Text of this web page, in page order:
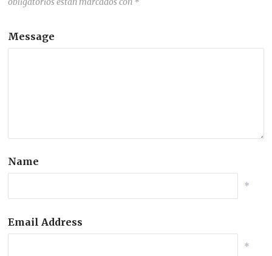
Message
Name
*
Email Address
*